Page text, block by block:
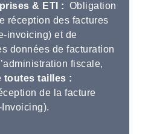
& ETI : Obligation
réception des factures
invoicing) et de
données de facturation
fiscale,
toutes tailles :
de la facture